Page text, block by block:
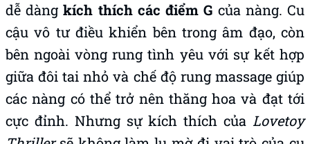
dễ dàng kích thích các điểm G của nàng. Cu
cậu vô tư điều khiển bên trong âm đạo, còn
bên ngoài vòng rung tình yêu với sự kết hợp
giữa đôi tai nhỏ và chế độ rung massage giúp
các nàng có thể trở nên thăng hoa và đạt tới
cực đỉnh. Nhưng sự kích thích của Lovetoy